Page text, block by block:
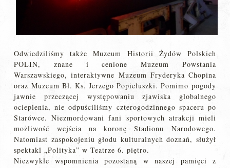
Odwiedziliśmy także Muzeum Historii Żydów Polskich
POLIN, znane i cenione Muzeum Powstania
Warszawskiego, interaktywne Muzeum Fryderyka Chopina
oraz Muzeum Bł. Ks. Jerzego Popiełuszki. Pomimo pogody
jawnie przeczącej występowaniu zjawiska globalnego
ocieplenia, nie odpuściliśmy czterogodzinnego spaceru po
Starówce. Niezmordowani fani sportowych atrakcji mieli
możliwość wejścia na koronę Stadionu Narodowego.
Natomiast zaspokojeniu głodu kulturalnych doznań, służył
spektakl „Polityka” w Teatrze 6. piętro.
Niezwykłe wspomnienia pozostaną w naszej pamięci z